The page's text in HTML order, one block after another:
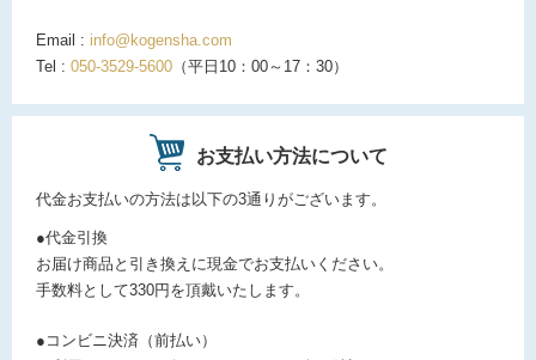
Email : info@kogensha.com
Tel : 050-3529-5600 （平日10：00～17：30）
お支払い方法について
代金お支払いの方法は以下の3通りがございます。
●代金引換
お届け商品と引き換えに現金でお支払いください。
手数料として330円を頂戴いたします。
●コンビニ決済（前払い）